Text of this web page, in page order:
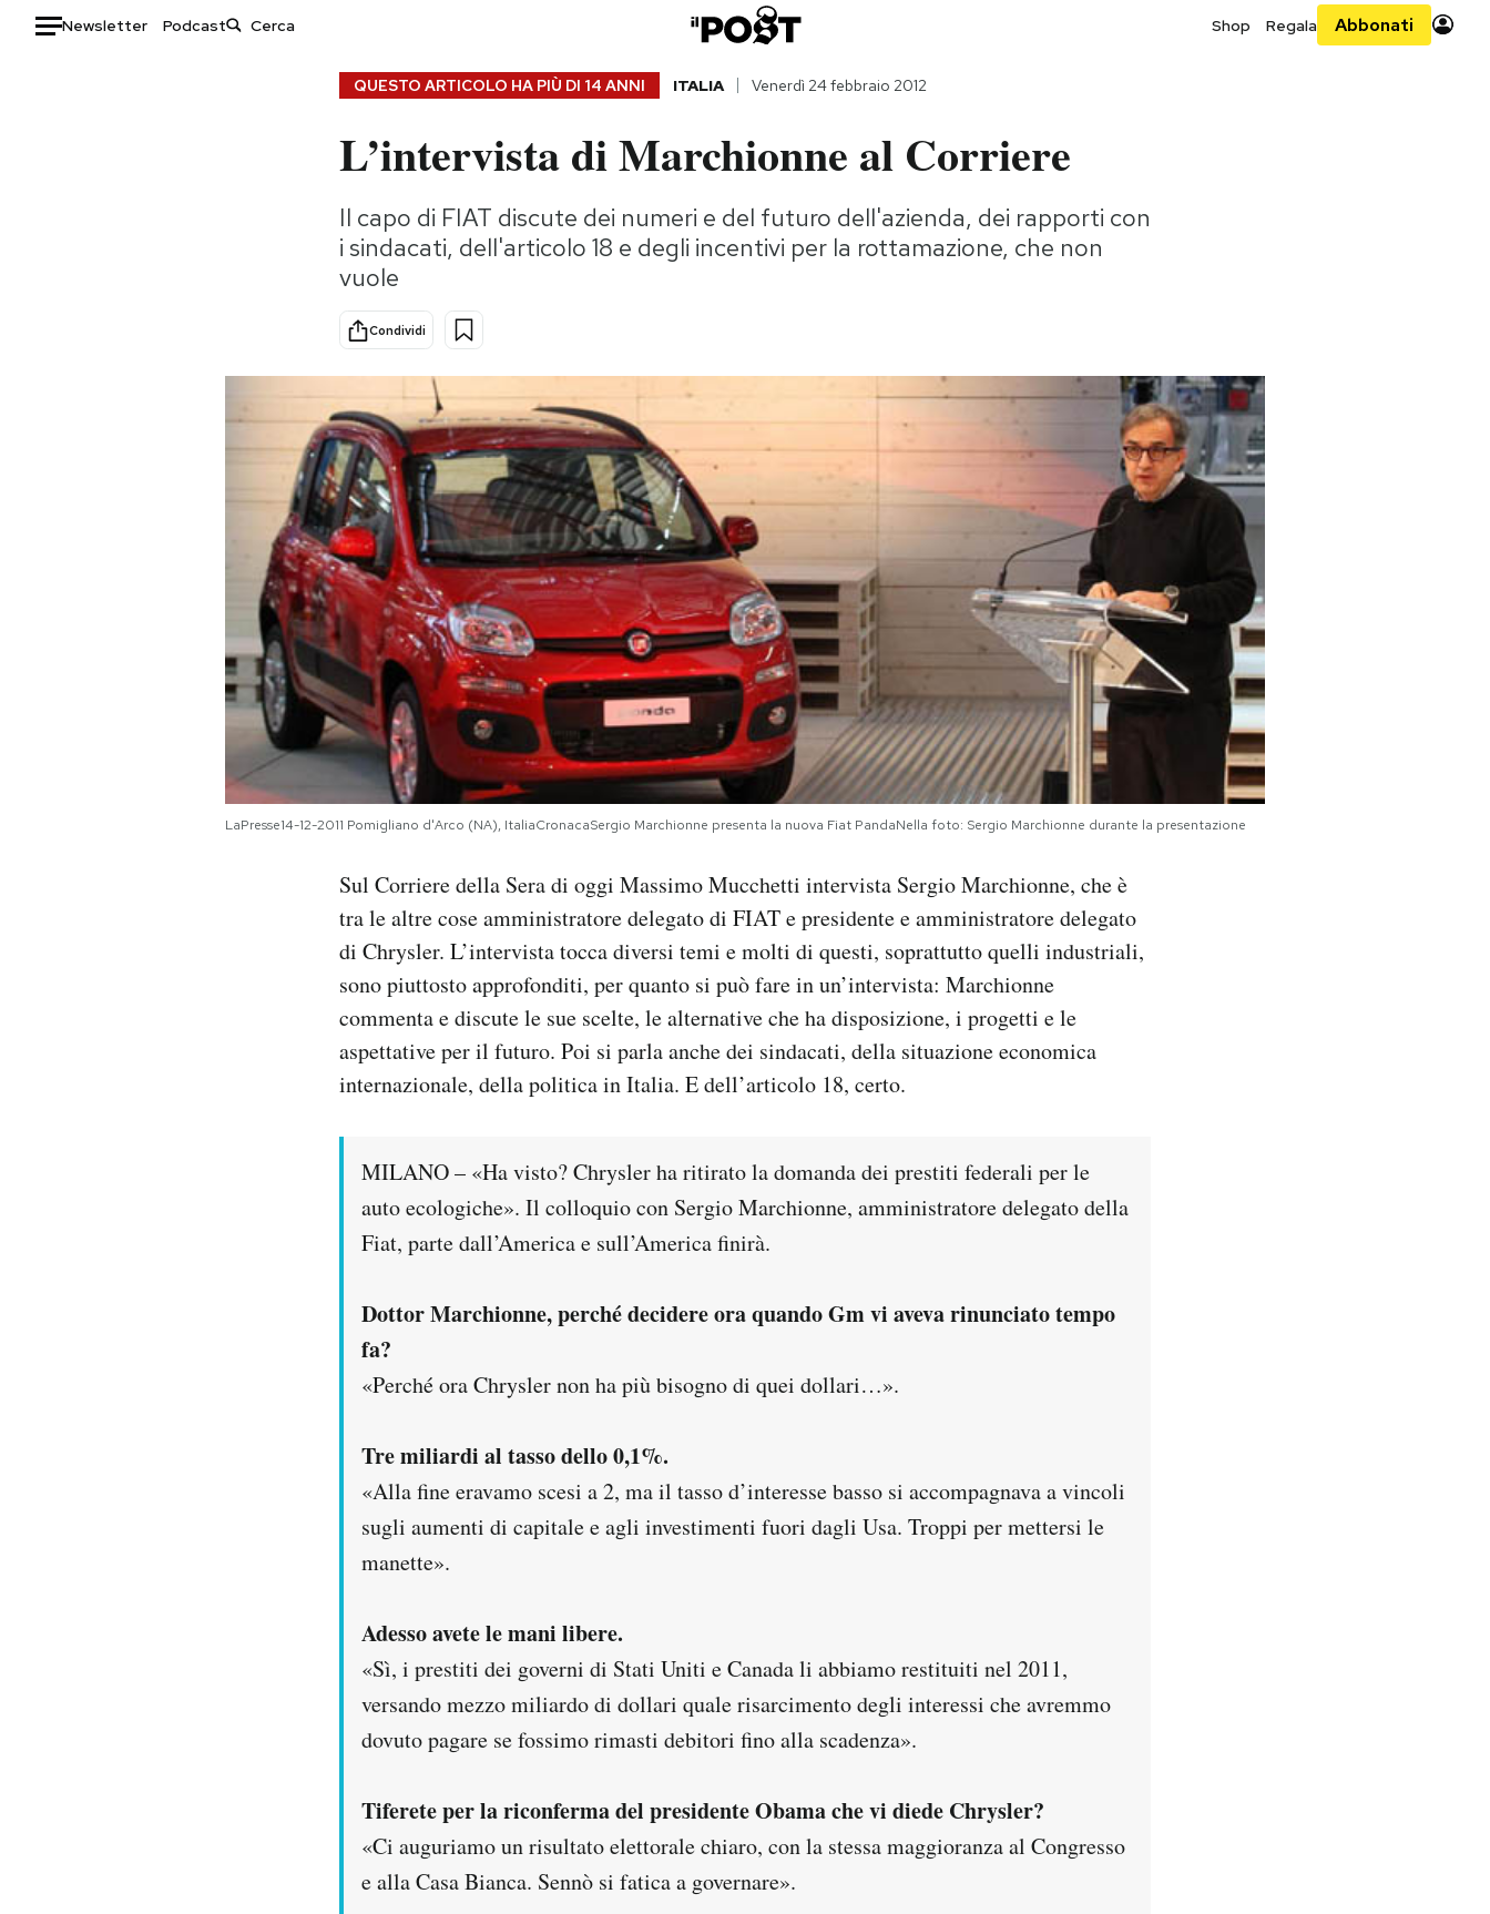
Newsletter Podcast Shop Regala Abbonati
Consumismi
Storie/Idee
Ok Boomer!
Europa
Altrecose
Mondiali calcio 2026
QUESTO ARTICOLO HA PIÙ DI 14 ANNI ITALIA Venerdì 24 febbraio 2012
L’intervista di Marchionne al Corriere
Il capo di FIAT discute dei numeri e del futuro dell'azienda, dei rapporti con
i sindacati, dell'articolo 18 e degli incentivi per la rottamazione, che non
vuole
Condividi
LaPresse14-12-2011 Pomigliano d'Arco (NA), ItaliaCronacaSergio Marchionne presenta la nuova Fiat PandaNella foto: Sergio Marchionne durante la presentazione
Sul Corriere della Sera di oggi Massimo Mucchetti intervista Sergio Marchionne, che è
tra le altre cose amministratore delegato di FIAT e presidente e amministratore delegato
di Chrysler. L’intervista tocca diversi temi e molti di questi, soprattutto quelli industriali,
sono piuttosto approfonditi, per quanto si può fare in un’intervista: Marchionne
commenta e discute le sue scelte, le alternative che ha disposizione, i progetti e le
aspettative per il futuro. Poi si parla anche dei sindacati, della situazione economica
internazionale, della politica in Italia. E dell’articolo 18, certo.
MILANO – «Ha visto? Chrysler ha ritirato la domanda dei prestiti federali per le
auto ecologiche». Il colloquio con Sergio Marchionne, amministratore delegato della
Fiat, parte dall’America e sull’America finirà.
Dottor Marchionne, perché decidere ora quando Gm vi aveva rinunciato tempo
fa?
«Perché ora Chrysler non ha più bisogno di quei dollari…».
Tre miliardi al tasso dello 0,1%.
«Alla fine eravamo scesi a 2, ma il tasso d’interesse basso si accompagnava a vincoli
sugli aumenti di capitale e agli investimenti fuori dagli Usa. Troppi per mettersi le
manette».
Adesso avete le mani libere.
«Sì, i prestiti dei governi di Stati Uniti e Canada li abbiamo restituiti nel 2011,
versando mezzo miliardo di dollari quale risarcimento degli interessi che avremmo
dovuto pagare se fossimo rimasti debitori fino alla scadenza».
Tiferete per la riconferma del presidente Obama che vi diede Chrysler?
«Ci auguriamo un risultato elettorale chiaro, con la stessa maggioranza al Congresso
e alla Casa Bianca. Sennò si fatica a governare».